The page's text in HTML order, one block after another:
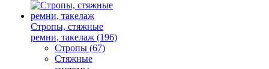
Стропы, стяжные
ремни, такелаж (196)
Стропы (67)
Стяжные